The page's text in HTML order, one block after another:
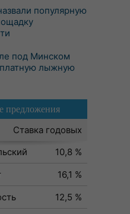
популярную
под Минском
лыжную
предложения
Ставка годовых
10,8 %
16,1 %
12,5 %